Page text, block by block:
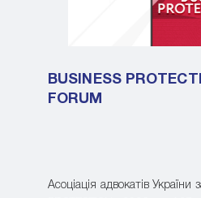
BUSINESS
FORUM
Асоціація адвокатів